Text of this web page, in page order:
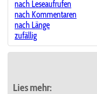
nach Leseaufrufen
nach Kommentaren
nach Länge
zufällig
Lies mehr: